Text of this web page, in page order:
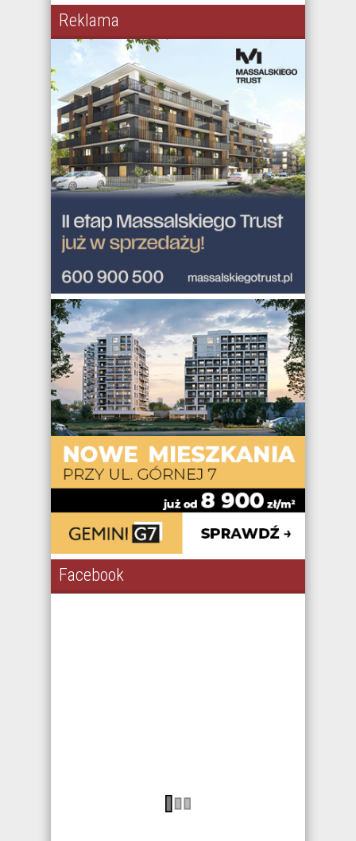
Reklama
Facebook